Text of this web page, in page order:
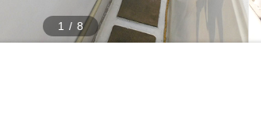
1 / 8